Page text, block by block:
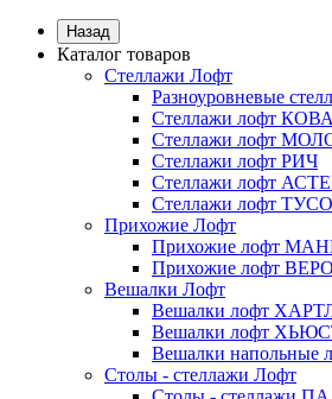
Назад
Каталог товаров
Стеллажи Лофт
Разноуровневые
Стеллажи лофт
Стеллажи лофт
Стеллажи лофт РИЧ
Стеллажи лофт
Стеллажи лофт
Прихожие Лофт
Прихожие лофт
Прихожие лофт
Вешалки Лофт
Вешалки лофт
Вешалки лофт
Вешалки напольные
Столы - стеллажи Лофт